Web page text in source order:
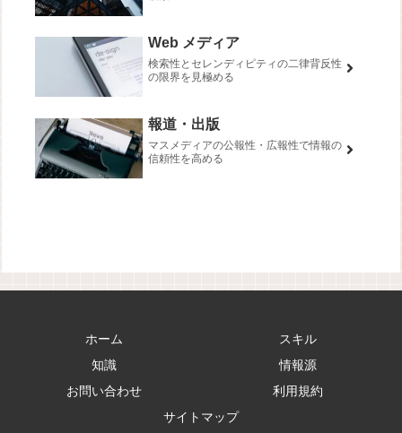
Web メディア
検索性とセレンディピティの二律背反性
の限界を見極める
報道・出版
マスメディアの公報性・広報性で情報の
信頼性を高める
ホーム
スキル
知識
情報源
お問い合わせ
利用規約
サイトマップ